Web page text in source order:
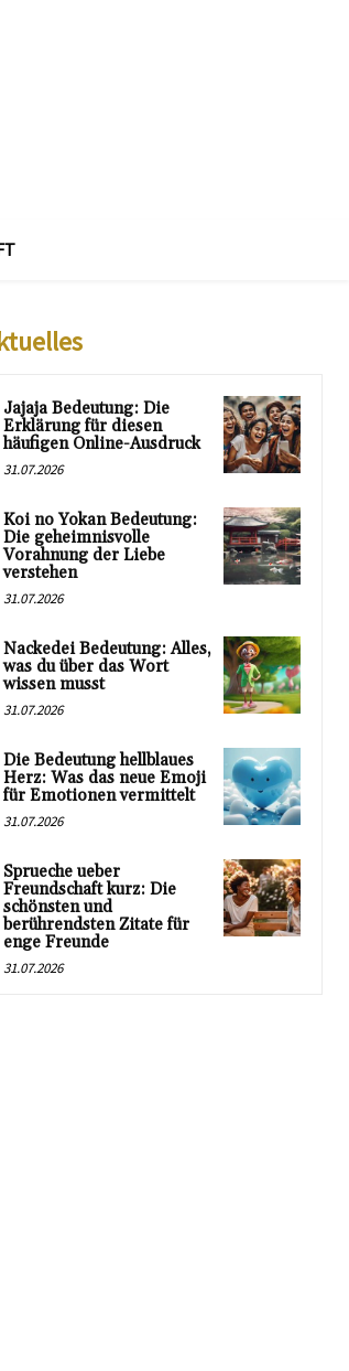
Jajaja Bedeutung: Die
Erklärung für diesen
häufigen Online-Ausdruck
31.07.2026
Koi no Yokan Bedeutung:
Die geheimnisvolle
Vorahnung der Liebe
verstehen
31.07.2026
Nackedei Bedeutung: Alles,
was du über das Wort
wissen musst
31.07.2026
Die Bedeutung hellblaues
Herz: Was das neue Emoji
für Emotionen vermittelt
31.07.2026
Sprueche ueber
Freundschaft kurz: Die
schönsten und
berührendsten Zitate für
enge Freunde
31.07.2026